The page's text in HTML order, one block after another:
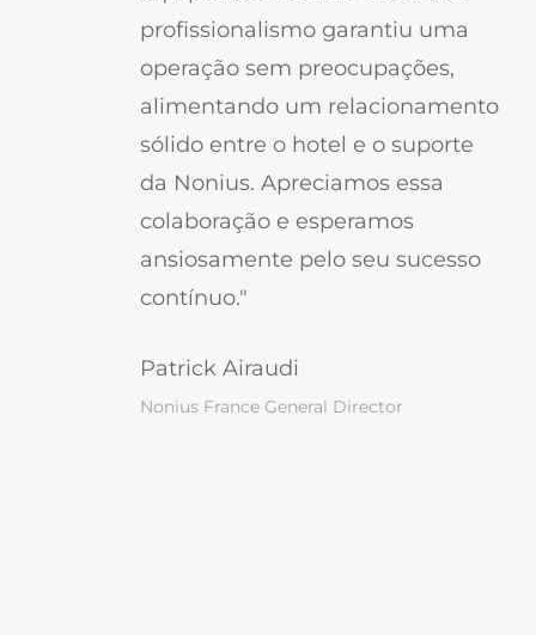
profissionalismo garantiu uma
operação sem preocupações,
alimentando um relacionamento
sólido entre o hotel e o suporte
da Nonius. Apreciamos essa
colaboração e esperamos
ansiosamente pelo seu sucesso
contínuo."
Patrick Airaudi
Nonius France General Director